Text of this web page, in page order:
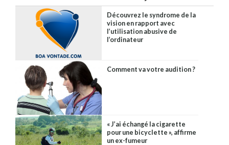
Découvrez le syndrome de la
vision en rapport avec
l’utilisation abusive de
l’ordinateur
Comment va votre audition ?
« J’ai échangé la cigarette
pour une bicyclette », affirme
un ex-fumeur